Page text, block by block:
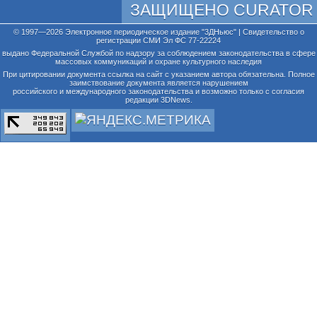
ЗАЩИЩЕНО CURATOR
© 1997—2026 Электронное периодическое издание "3ДНьюс" | Свидетельство о
регистрации СМИ Эл ФС 77-22224
выдано Федеральной Службой по надзору за соблюдением законодательства в сфере
массовых коммуникаций и охране культурного наследия
При цитировании документа ссылка на сайт с указанием автора обязательна. Полное
заимствование документа является нарушением
российского и международного законодательства и возможно только с согласия
редакции 3DNews.